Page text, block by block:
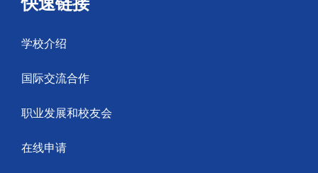
学校介绍
国际交流合作
职业发展和校友会
在线申请